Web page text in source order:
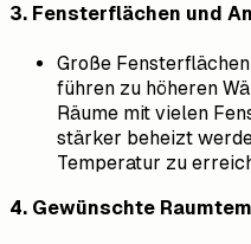
3. Fensterflächen und
Große
führen zu höheren
Räume mit vielen
stärker beheizt
Temperatur zu
4. Gewünschte